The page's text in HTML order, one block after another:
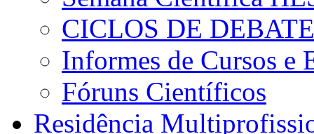
CICLOS DE
Informes de Cursos e
Fóruns Científicos
Residência